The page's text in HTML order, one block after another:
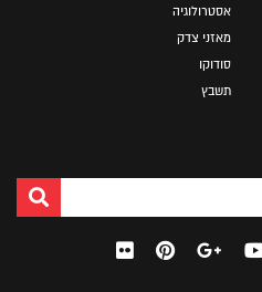
אסטרולוגיה
מאזני צדק
סודוקו
תשבץ